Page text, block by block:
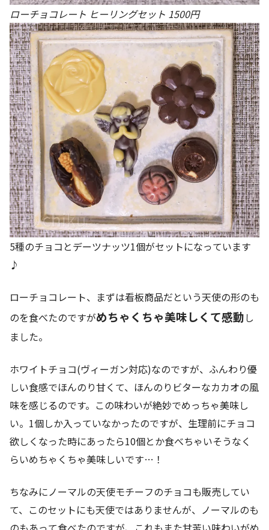
ローチョコレート ヒーリングセット 1500円
5種のチョコとデーツナッツ1個がセットになっています
♪
ローチョコレート、まずは看板商品だという天使の形のも
のを食べたのですがめちゃくちゃ美味しくて感動し
ました。
ホワイトチョコ(ヴィーガン対応)なのですが、ふんわり優
しい食感でほんのり甘くて、ほんのりビターなカカオの風
味を感じるのです。この味わいが絶妙でめっちゃ美味し
い。1個しか入っていなかったのですが、生理前にチョコ
欲しくなった時にあったら10個とか食べちゃいそうなく
らいめちゃくちゃ美味しいです…！
ちなみにノーマルの天使モチーフのチョコも販売してい
て、このセットにも天使ではありませんが、ノーマルのも